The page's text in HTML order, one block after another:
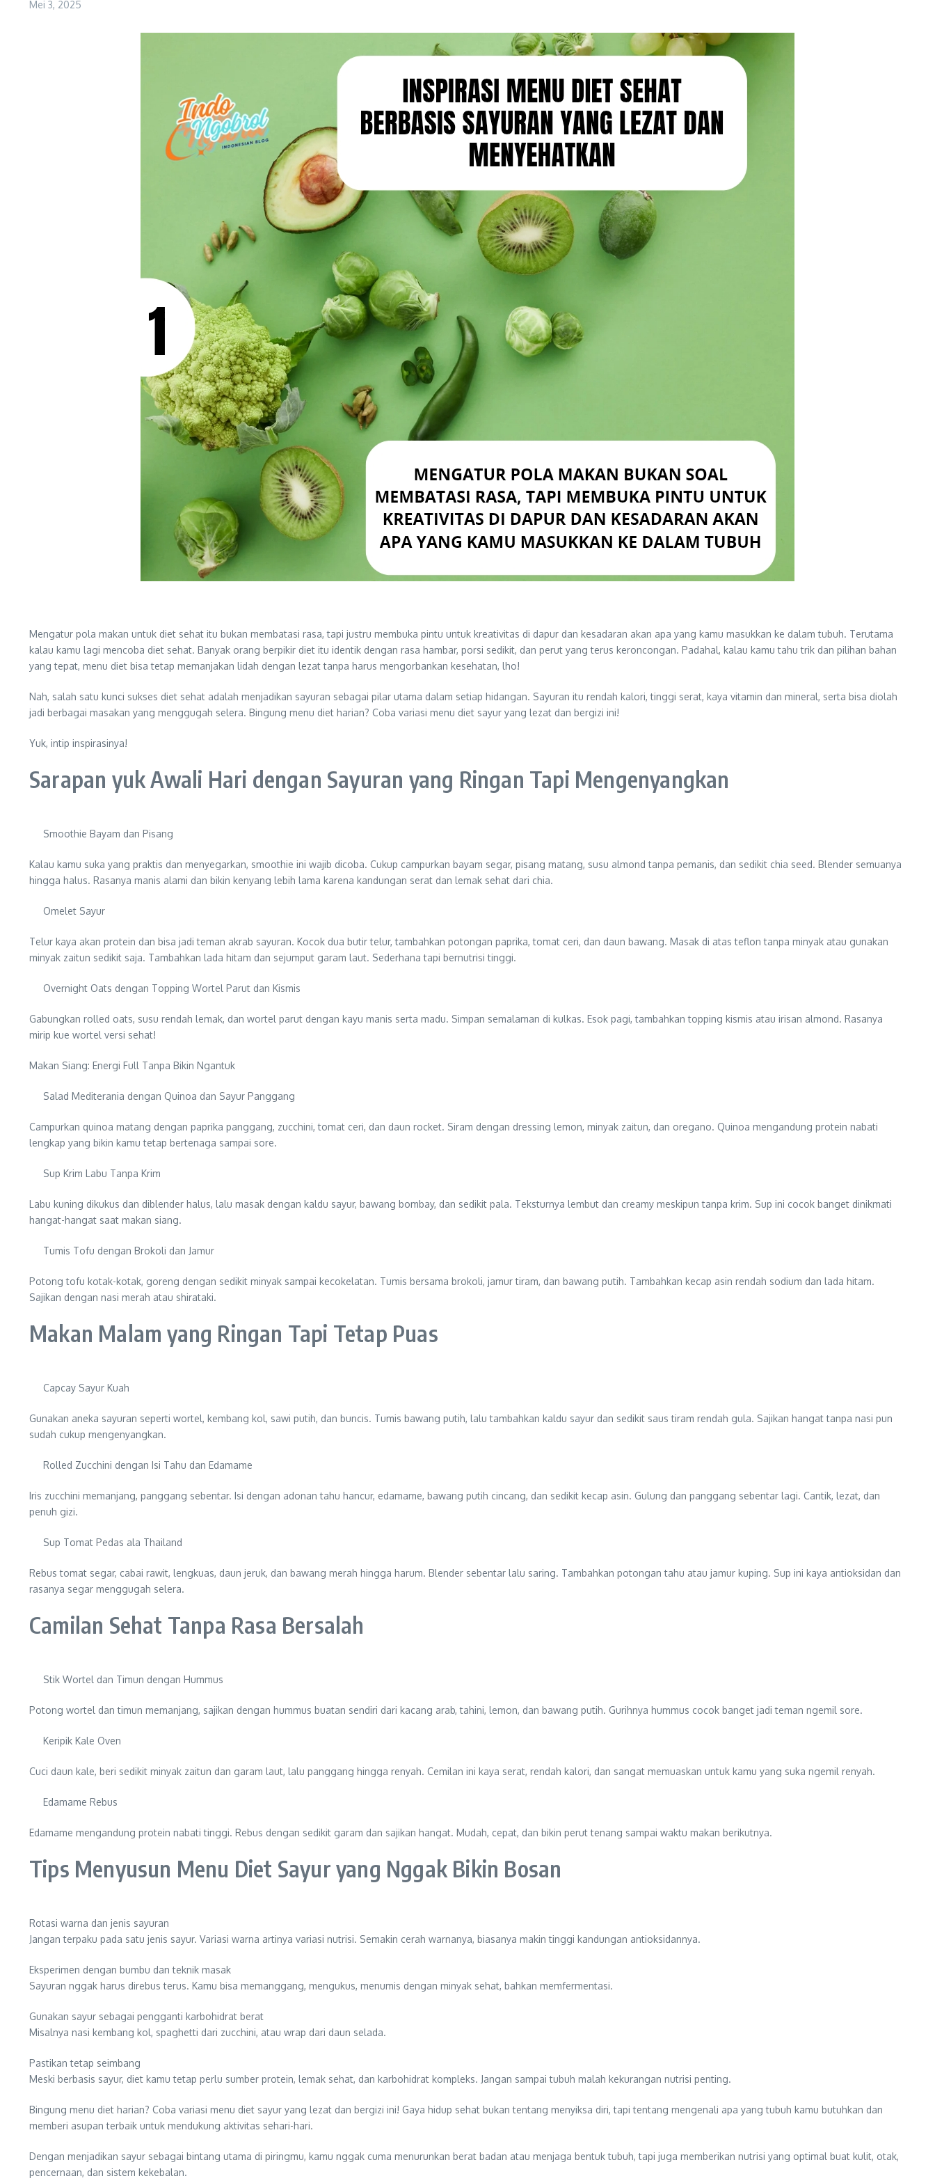
Mei 3, 2025
Mengatur pola makan untuk diet sehat itu bukan membatasi rasa, tapi justru membuka pintu untuk kreativitas di dapur dan kesadaran akan apa yang kamu masukkan ke dalam tubuh. Terutama
kalau kamu lagi mencoba diet sehat. Banyak orang berpikir diet itu identik dengan rasa hambar, porsi sedikit, dan perut yang terus keroncongan. Padahal, kalau kamu tahu trik dan pilihan bahan
yang tepat, menu diet bisa tetap memanjakan lidah dengan lezat tanpa harus mengorbankan kesehatan, lho!
Nah, salah satu kunci sukses diet sehat adalah menjadikan sayuran sebagai pilar utama dalam setiap hidangan. Sayuran itu rendah kalori, tinggi serat, kaya vitamin dan mineral, serta bisa diolah
jadi berbagai masakan yang menggugah selera. Bingung menu diet harian? Coba variasi menu diet sayur yang lezat dan bergizi ini!
Yuk, intip inspirasinya!
Sarapan yuk Awali Hari dengan Sayuran yang Ringan Tapi Mengenyangkan
Smoothie Bayam dan Pisang
Kalau kamu suka yang praktis dan menyegarkan, smoothie ini wajib dicoba. Cukup campurkan bayam segar, pisang matang, susu almond tanpa pemanis, dan sedikit chia seed. Blender semuanya
hingga halus. Rasanya manis alami dan bikin kenyang lebih lama karena kandungan serat dan lemak sehat dari chia.
Omelet Sayur
Telur kaya akan protein dan bisa jadi teman akrab sayuran. Kocok dua butir telur, tambahkan potongan paprika, tomat ceri, dan daun bawang. Masak di atas teflon tanpa minyak atau gunakan
minyak zaitun sedikit saja. Tambahkan lada hitam dan sejumput garam laut. Sederhana tapi bernutrisi tinggi.
Overnight Oats dengan Topping Wortel Parut dan Kismis
Gabungkan rolled oats, susu rendah lemak, dan wortel parut dengan kayu manis serta madu. Simpan semalaman di kulkas. Esok pagi, tambahkan topping kismis atau irisan almond. Rasanya
mirip kue wortel versi sehat!
Makan Siang: Energi Full Tanpa Bikin Ngantuk
Salad Mediterania dengan Quinoa dan Sayur Panggang
Campurkan quinoa matang dengan paprika panggang, zucchini, tomat ceri, dan daun rocket. Siram dengan dressing lemon, minyak zaitun, dan oregano. Quinoa mengandung protein nabati
lengkap yang bikin kamu tetap bertenaga sampai sore.
Sup Krim Labu Tanpa Krim
Labu kuning dikukus dan diblender halus, lalu masak dengan kaldu sayur, bawang bombay, dan sedikit pala. Teksturnya lembut dan creamy meskipun tanpa krim. Sup ini cocok banget dinikmati
hangat-hangat saat makan siang.
Tumis Tofu dengan Brokoli dan Jamur
Potong tofu kotak-kotak, goreng dengan sedikit minyak sampai kecokelatan. Tumis bersama brokoli, jamur tiram, dan bawang putih. Tambahkan kecap asin rendah sodium dan lada hitam.
Sajikan dengan nasi merah atau shirataki.
Makan Malam yang Ringan Tapi Tetap Puas
Capcay Sayur Kuah
Gunakan aneka sayuran seperti wortel, kembang kol, sawi putih, dan buncis. Tumis bawang putih, lalu tambahkan kaldu sayur dan sedikit saus tiram rendah gula. Sajikan hangat tanpa nasi pun
sudah cukup mengenyangkan.
Rolled Zucchini dengan Isi Tahu dan Edamame
Iris zucchini memanjang, panggang sebentar. Isi dengan adonan tahu hancur, edamame, bawang putih cincang, dan sedikit kecap asin. Gulung dan panggang sebentar lagi. Cantik, lezat, dan
penuh gizi.
Sup Tomat Pedas ala Thailand
Rebus tomat segar, cabai rawit, lengkuas, daun jeruk, dan bawang merah hingga harum. Blender sebentar lalu saring. Tambahkan potongan tahu atau jamur kuping. Sup ini kaya antioksidan dan
rasanya segar menggugah selera.
Camilan Sehat Tanpa Rasa Bersalah
Stik Wortel dan Timun dengan Hummus
Potong wortel dan timun memanjang, sajikan dengan hummus buatan sendiri dari kacang arab, tahini, lemon, dan bawang putih. Gurihnya hummus cocok banget jadi teman ngemil sore.
Keripik Kale Oven
Cuci daun kale, beri sedikit minyak zaitun dan garam laut, lalu panggang hingga renyah. Cemilan ini kaya serat, rendah kalori, dan sangat memuaskan untuk kamu yang suka ngemil renyah.
Edamame Rebus
Edamame mengandung protein nabati tinggi. Rebus dengan sedikit garam dan sajikan hangat. Mudah, cepat, dan bikin perut tenang sampai waktu makan berikutnya.
Tips Menyusun Menu Diet Sayur yang Nggak Bikin Bosan
Rotasi warna dan jenis sayuran
Jangan terpaku pada satu jenis sayur. Variasi warna artinya variasi nutrisi. Semakin cerah warnanya, biasanya makin tinggi kandungan antioksidannya.
Eksperimen dengan bumbu dan teknik masak
Sayuran nggak harus direbus terus. Kamu bisa memanggang, mengukus, menumis dengan minyak sehat, bahkan memfermentasi.
Gunakan sayur sebagai pengganti karbohidrat berat
Misalnya nasi kembang kol, spaghetti dari zucchini, atau wrap dari daun selada.
Pastikan tetap seimbang
Meski berbasis sayur, diet kamu tetap perlu sumber protein, lemak sehat, dan karbohidrat kompleks. Jangan sampai tubuh malah kekurangan nutrisi penting.
Bingung menu diet harian? Coba variasi menu diet sayur yang lezat dan bergizi ini! Gaya hidup sehat bukan tentang menyiksa diri, tapi tentang mengenali apa yang tubuh kamu butuhkan dan
memberi asupan terbaik untuk mendukung aktivitas sehari-hari.
Dengan menjadikan sayur sebagai bintang utama di piringmu, kamu nggak cuma menurunkan berat badan atau menjaga bentuk tubuh, tapi juga memberikan nutrisi yang optimal buat kulit, otak,
pencernaan, dan sistem kekebalan.